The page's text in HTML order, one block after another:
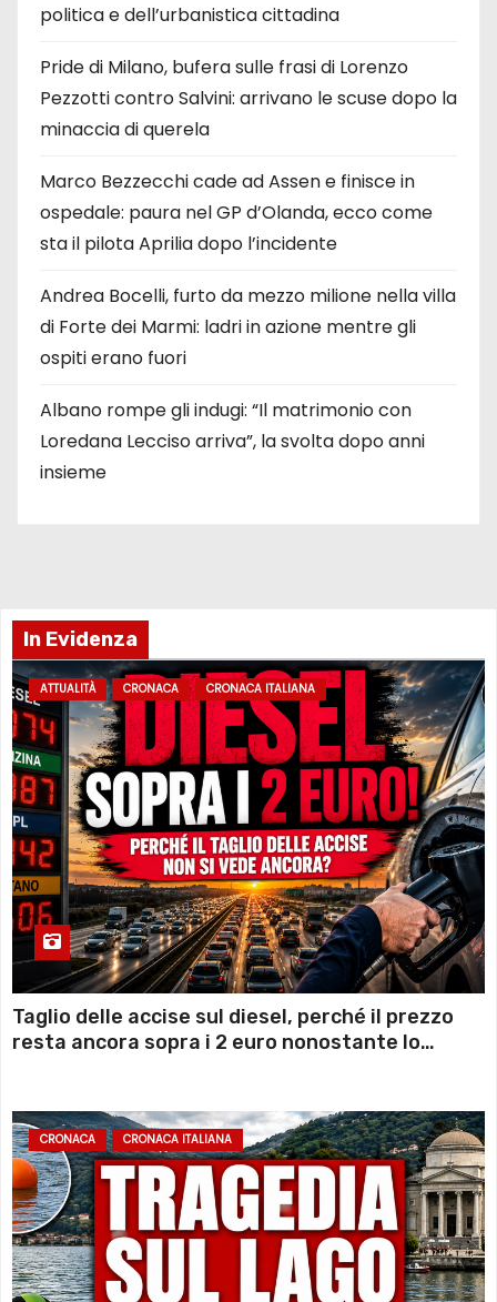
politica e dell’urbanistica cittadina
Pride di Milano, bufera sulle frasi di Lorenzo
Pezzotti contro Salvini: arrivano le scuse dopo la
minaccia di querela
Marco Bezzecchi cade ad Assen e finisce in
ospedale: paura nel GP d’Olanda, ecco come
sta il pilota Aprilia dopo l’incidente
Andrea Bocelli, furto da mezzo milione nella villa
di Forte dei Marmi: ladri in azione mentre gli
ospiti erano fuori
Albano rompe gli indugi: “Il matrimonio con
Loredana Lecciso arriva”, la svolta dopo anni
insieme
In Evidenza
ATTUALITÀ CRONACA CRONACA ITALIANA
Taglio delle accise sul diesel, perché il prezzo
resta ancora sopra i 2 euro nonostante lo
CRONACA CRONACA ITALIANA